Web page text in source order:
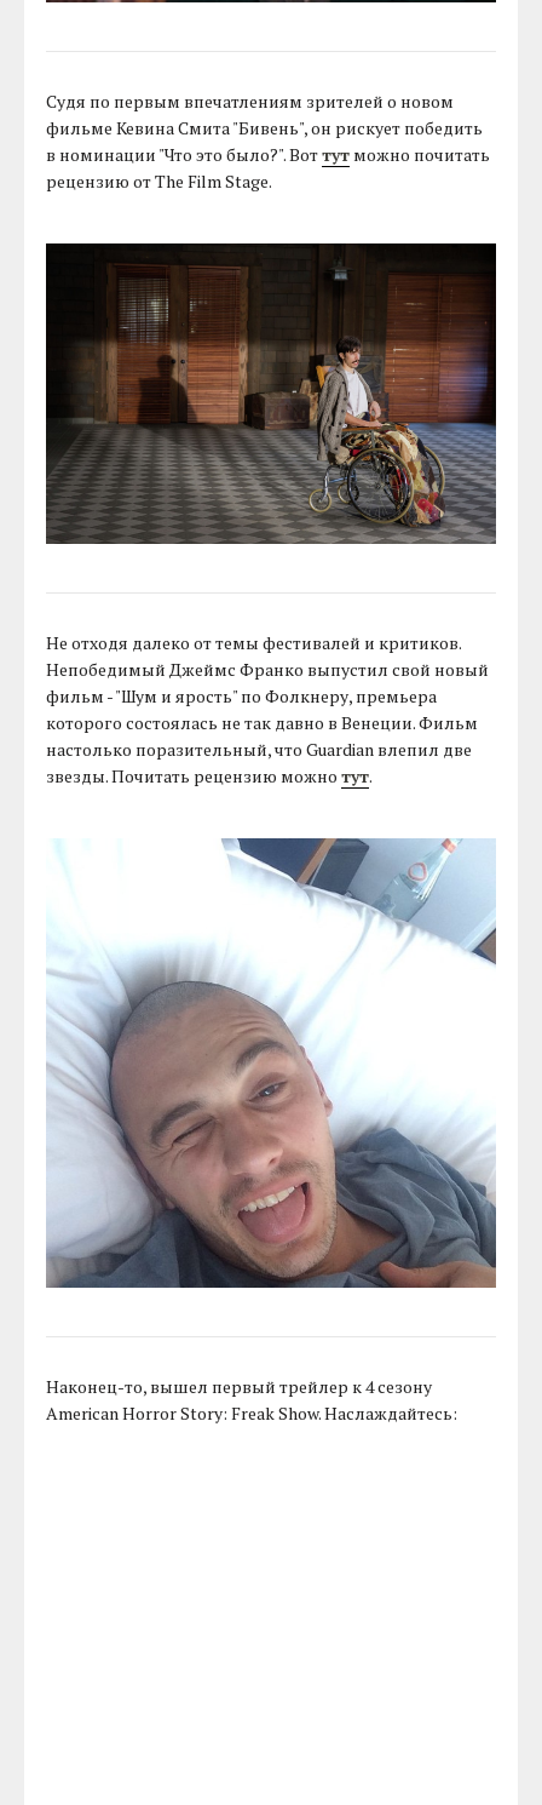
Судя по первым впечатлениям зрителей о новом
фильме Кевина Смита "Бивень", он рискует победить
в номинации "Что это было?". Воттутможно почитать
рецензию от The Film Stage.
Не отходя далеко от темы фестивалей и критиков.
Непобедимый Джеймс Франко выпустил свой новый
фильм - "Шум и ярость" по Фолкнеру, премьера
которого состоялась не так давно в Венеции. Фильм
настолько поразительный, что Guardian влепил две
звезды. Почитать рецензию можнотут.
Наконец-то, вышел первый трейлер к 4 сезону
American Horror Story: Freak Show. Наслаждайтесь: